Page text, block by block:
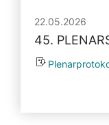
22.05.2026
45.